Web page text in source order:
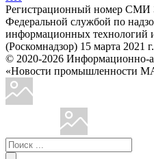
Регистрационный номер
Федеральной службой по
информационных технологий
(Роскомнадзор) 15 марта 2021 г.
© 2020-2026 Информационно-
«Новости промышленности